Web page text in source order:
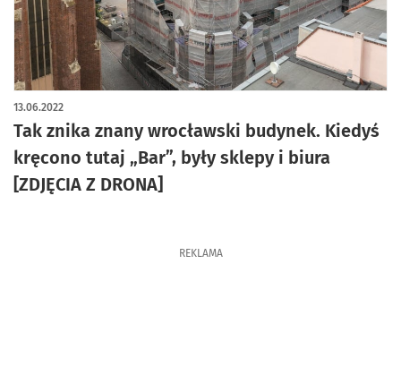
Tak znika znany wrocławski budynek. Kiedyś
kręcono tutaj „Bar”, były sklepy i biura
[ZDJĘCIA Z DRONA]
13.06.2022
REKLAMA